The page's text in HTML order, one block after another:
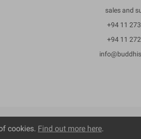
sales and
+94 11
+94 11
cookies. Find out more here.